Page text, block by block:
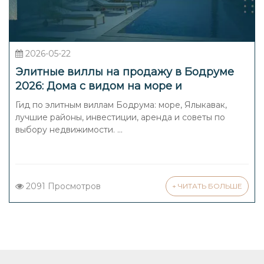
Современные виллы с видом на
Luxury Signature предлагает эксклюзивные
виллы с современным дизайном,
просторными террасами и большими
панорамными окнами, открывающими
захватывающие виды на Эгейское море.
зонами для барбекю.
Виллы в традиционном стиле
2026-05-22
Элитные виллы на продажу в Бодруме
2026: Дома с видом на море и
инвестиции
Гид по элитным виллам Бодрума: море, Ялыкавак,
лучшие районы, инвестиции, аренда и советы по
выбору недвижимости. ...
2091 Просмотров + ЧИТАТЬ БОЛЬШЕ